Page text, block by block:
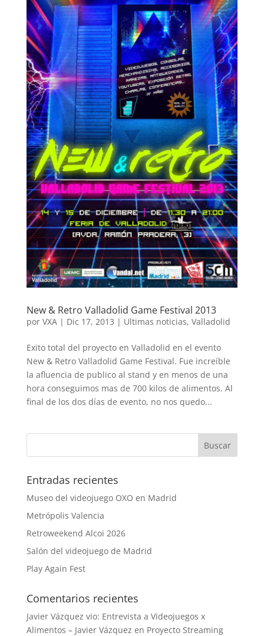
New & Retro Valladolid Game Festival 2013
por VXA| Dic 17, 2013 | Ultimas noticias, Valladolid
Exito total del proyecto en Valladolid en el evento
New & Retro Valladolid Game Festival. Fue increíble
la afluencia de publico al stand y en menos de una
hora conseguimos mas de 700 kilos de alimentos. Al
final de los dos días de evento, no nos quedo...
Entradas recientes
Museo del videojuego OXO en Madrid
Metrópolis Valencia
Retroweekend Alcoi 2026
Salón del videojuego de Madrid
Play Again Fest
Comentarios recientes
Javier Vázquez vio: Entrevista a Videojuegos x
Alimentos – Javier Vázquez en Proyecto Streaming